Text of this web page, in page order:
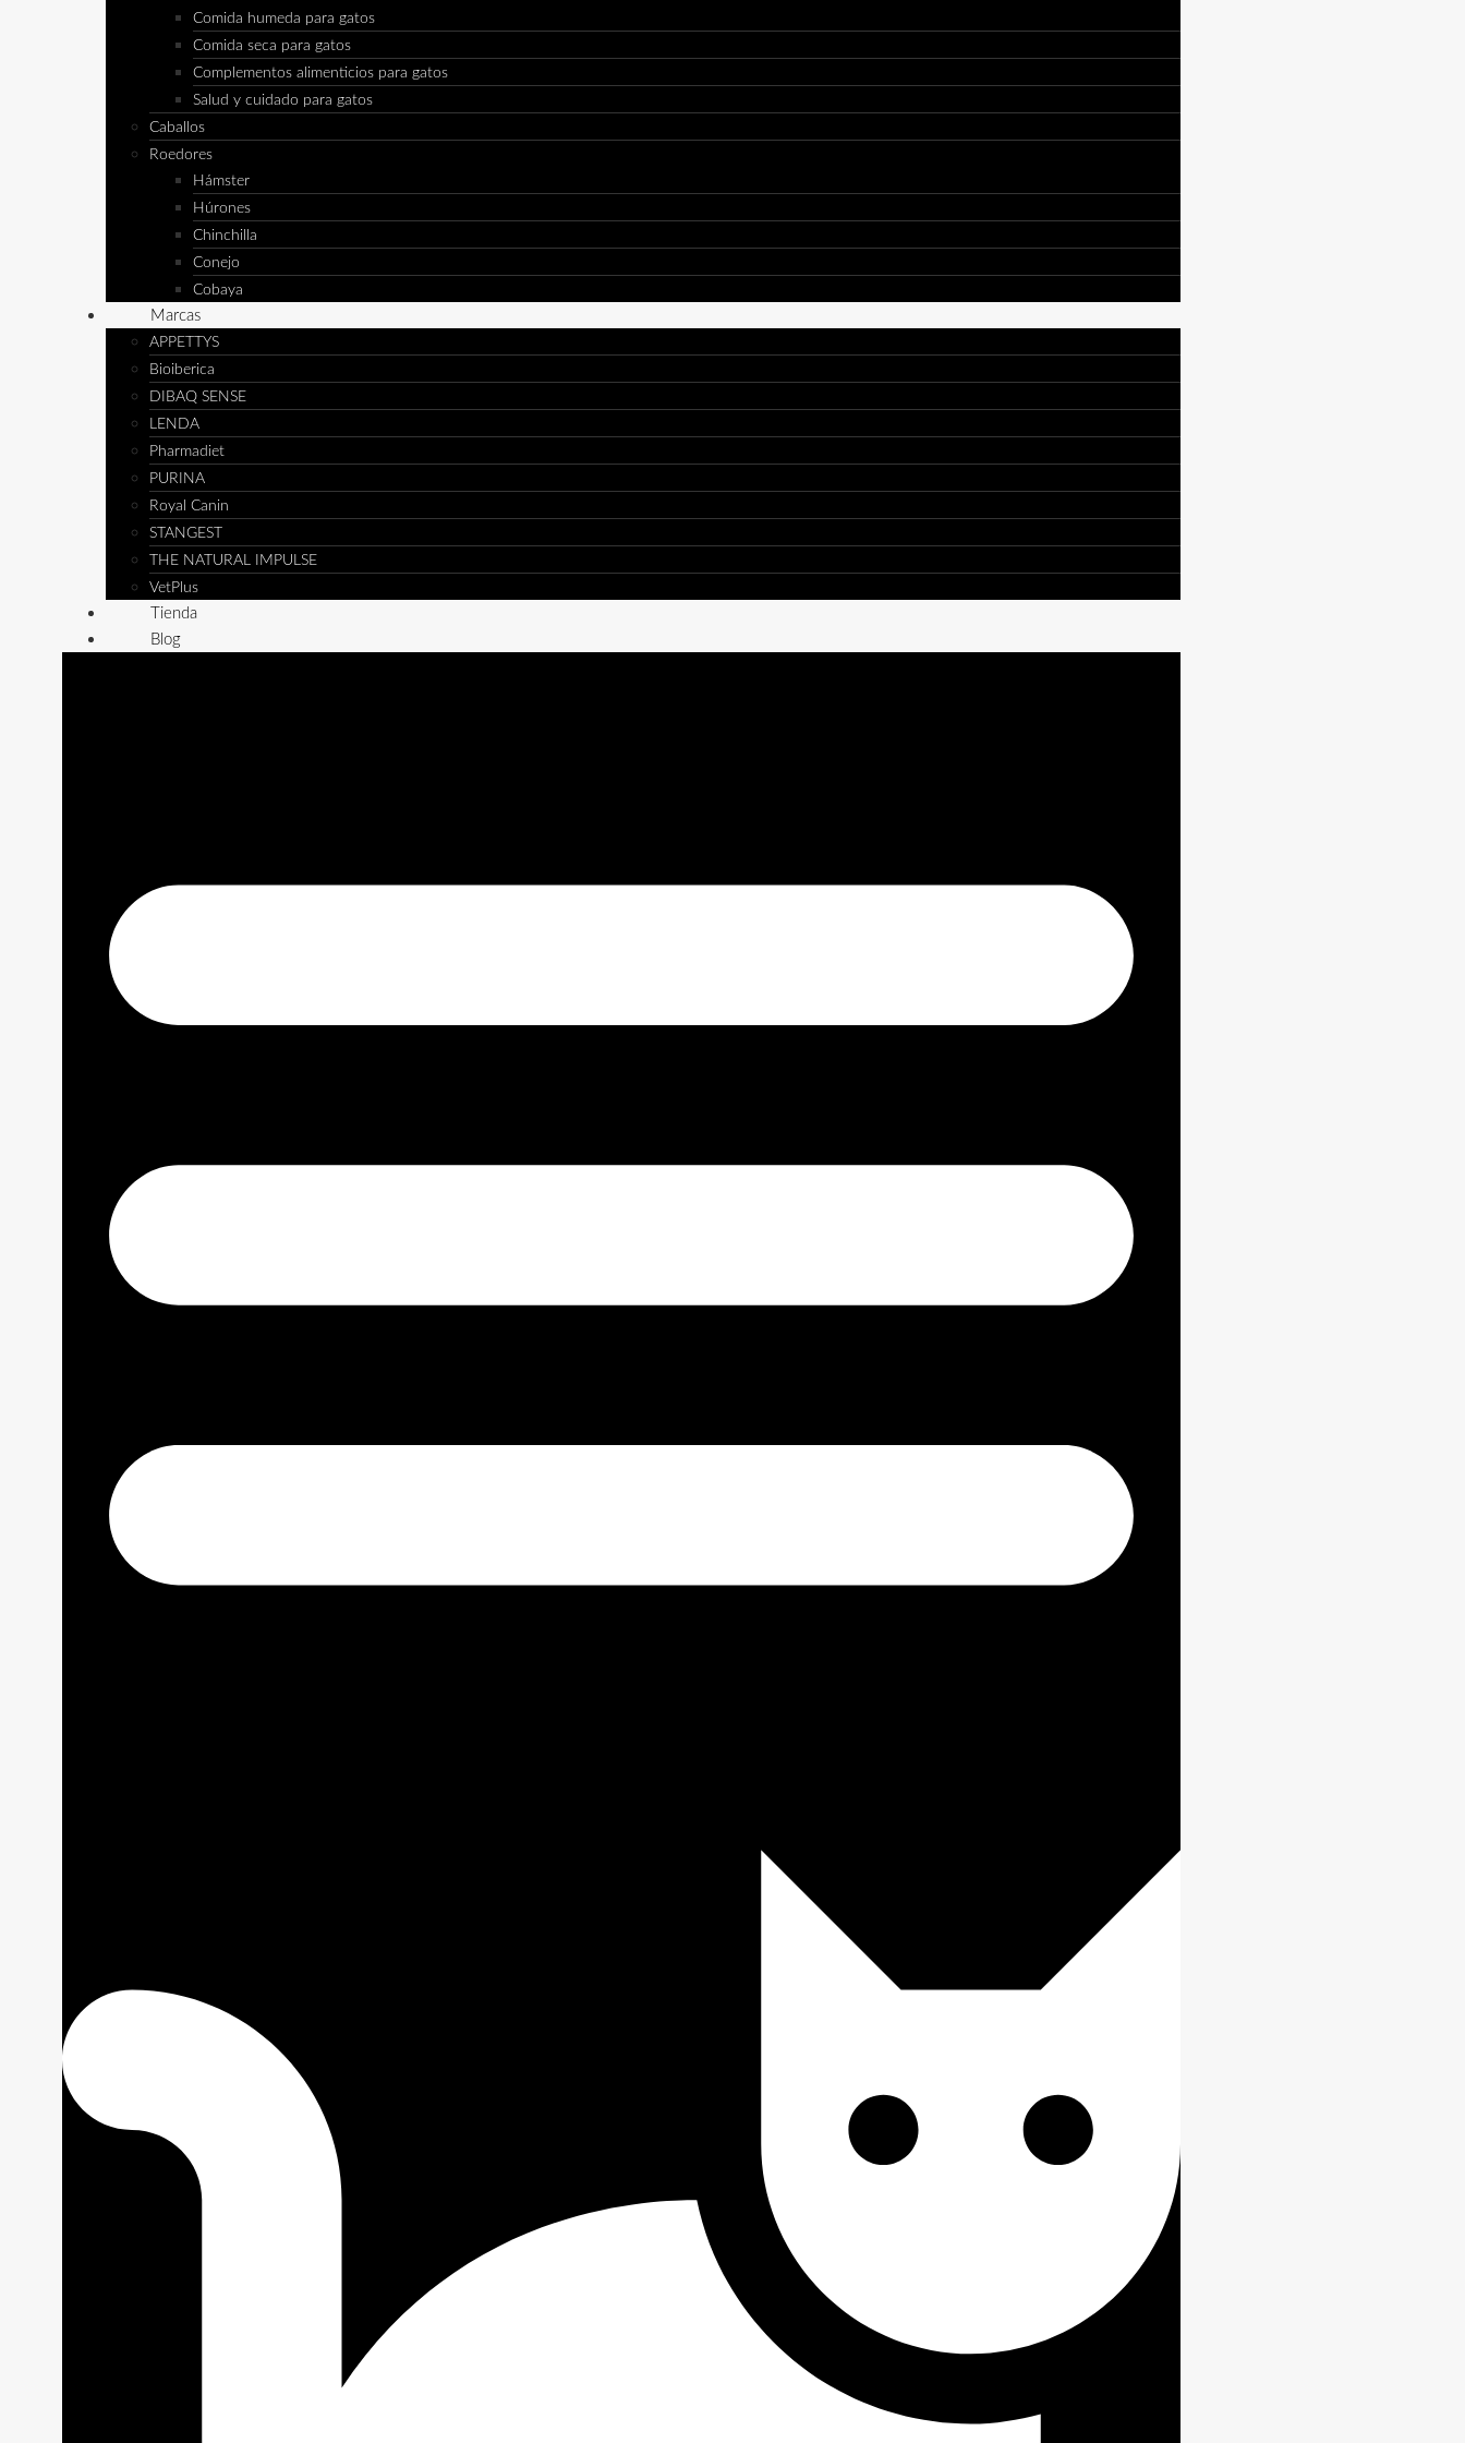
Comida humeda para gatos
Comida seca para gatos
Complementos alimenticios para gatos
Salud y cuidado para gatos
Caballos
Roedores
Hámster
Húrones
Chinchilla
Conejo
Cobaya
Marcas
APPETTYS
Bioiberica
DIBAQ SENSE
LENDA
Pharmadiet
PURINA
Royal Canin
STANGEST
THE NATURAL IMPULSE
VetPlus
Tienda
Blog